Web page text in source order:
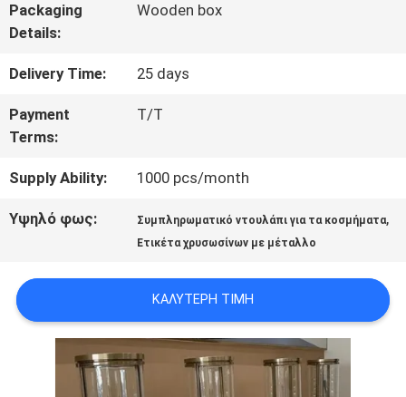
ΣΕ
ΕΠΑΦΉ
ΜΕ
ΖΗΤΉΣΤΕ
ΈΝΑ
ΑΠΌΣΠΑΣΜΑ
Packaging
Details:
Wooden box
Delivery Time: 25 days
Payment
Terms:
T/T
Supply Ability: 1000 pcs/month
Υψηλό φως: Συμπληρωματικό ντουλάπι για τα κοσμήματα,
Ετικέτα χρυσωσίνων με μέταλλο
ΚΑΛΎΤΕΡΗ ΤΙΜΉ